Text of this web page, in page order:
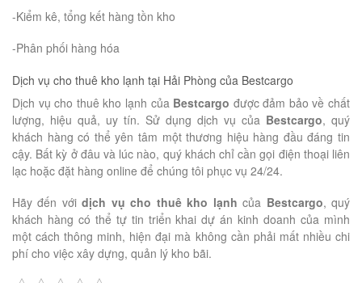
-Kiểm kê, tổng kết hàng tồn kho
-Phân phối hàng hóa
Dịch vụ cho thuê kho lạnh tại Hải Phòng của Bestcargo
Dịch vụ cho thuê kho lạnh của Bestcargo được đảm bảo về chất
lượng, hiệu quả, uy tín. Sử dụng dịch vụ của Bestcargo, quý
khách hàng có thể yên tâm một thương hiệu hàng đầu đáng tin
cậy. Bất kỳ ở đâu và lúc nào, quý khách chỉ cần gọi điện thoại liên
lạc hoặc đặt hàng online để chúng tôi phục vụ 24/24.
Hãy đến vớidịch vụ cho thuê kho lạnh của Bestcargo, quý
khách hàng có thể tự tin triển khai dự án kinh doanh của mình
một cách thông minh, hiện đại mà không cần phải mất nhiều chi
phí cho việc xây dựng, quản lý kho bãi.